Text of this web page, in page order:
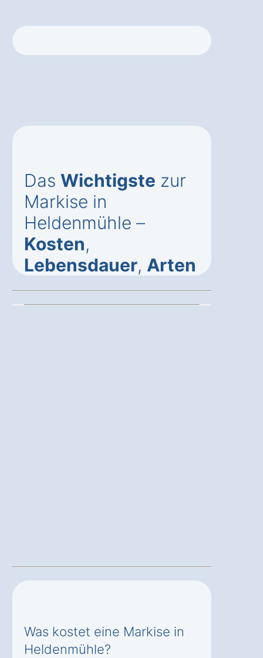
Das Wichtigste zur
Markise in
Heldenmühle –
Kosten,
Lebensdauer, Arten
Was kostet eine Markise in
Heldenmühle?